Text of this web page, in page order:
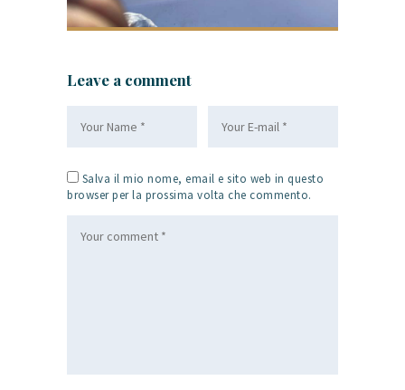
Leave a comment
Salva il mio nome, email e sito web in questo
browser per la prossima volta che commento.